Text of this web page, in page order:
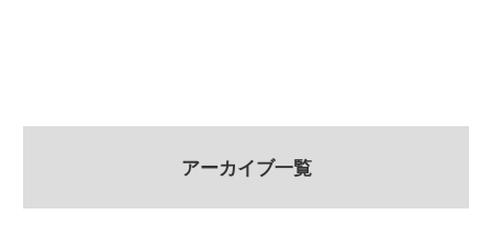
アーカイブ一覧